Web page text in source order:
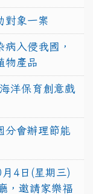
對象一案
入侵我國，
物產品
洋保育創意戲
分會辦理節能
4日(星期三)
，邀請家樂福